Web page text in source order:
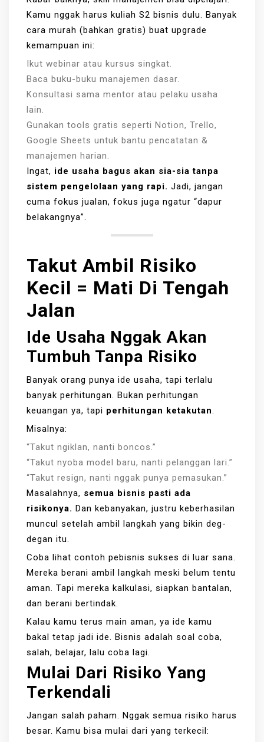
Kamu nggak harus kuliah S2 bisnis dulu. Banyak
cara murah (bahkan gratis) buat upgrade
kemampuan ini:
Ikut webinar atau kursus singkat.
Baca buku-buku manajemen dasar.
Konsultasi sama mentor atau pelaku usaha
lain.
Gunakan tools gratis seperti Notion, Trello,
Google Sheets untuk bantu pencatatan &
manajemen harian.
Ingat, ide usaha bagus akan sia-sia tanpa
sistem pengelolaan yang rapi. Jadi, jangan
cuma fokus jualan, fokus juga ngatur “dapur
belakangnya”.
Takut Ambil Risiko
Kecil = Mati Di Tengah
Jalan
Ide Usaha Nggak Akan
Tumbuh Tanpa Risiko
Banyak orang punya ide usaha, tapi terlalu
banyak perhitungan. Bukan perhitungan
keuangan ya, tapi perhitungan ketakutan.
Misalnya:
“Takut ngiklan, nanti boncos.”
“Takut nyoba model baru, nanti pelanggan lari.”
“Takut resign, nanti nggak punya pemasukan.”
Masalahnya, semua bisnis pasti ada
risikonya. Dan kebanyakan, justru keberhasilan
muncul setelah ambil langkah yang bikin deg-
degan itu.
Coba lihat contoh pebisnis sukses di luar sana.
Mereka berani ambil langkah meski belum tentu
aman. Tapi mereka kalkulasi, siapkan bantalan,
dan berani bertindak.
Kalau kamu terus main aman, ya ide kamu
bakal tetap jadi ide. Bisnis adalah soal coba,
salah, belajar, lalu coba lagi.
Mulai Dari Risiko Yang
Terkendali
Jangan salah paham. Nggak semua risiko harus
besar. Kamu bisa mulai dari yang terkecil: